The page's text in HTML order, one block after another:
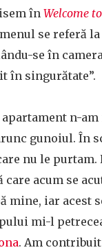
în Welcome
se referă
se în
în singurătate”.
n-
gunoiul. În
nu le
care acum se
mine, iar acest
mi-l
. Am